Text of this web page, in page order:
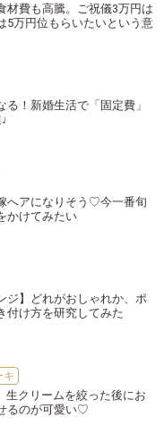
材費も高騰。ご祝儀3万円は
5万円位もらいたいという意
る！新婚生活で「固定費」
へアになりそう♡今一番旬
かけてみたい
ジ】どれがおしゃれか、ポ
付け方を研究してみた
キ
生クリームを絞った後にお
るのが可愛い♡